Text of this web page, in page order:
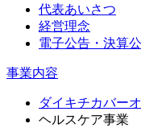
代表あいさつ
経営理念
電子公告・決算
事業内容
ダイキチカバー
ヘルスケア事業